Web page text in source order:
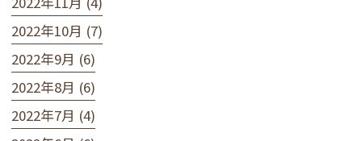
2022年10月 (7)
2022年9月 (6)
2022年8月 (6)
2022年7月 (4)